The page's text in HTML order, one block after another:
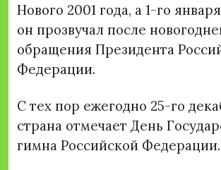
Нового 2001 года, а 1-го
он прозвучал после
обращения Президента
Федерации.
С тех пор ежегодно 25-го
страна отмечает День
гимна Российской Федерации.